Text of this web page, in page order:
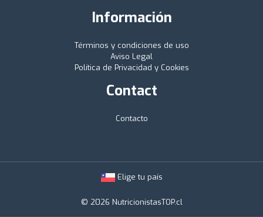
Información
Términos y condiciones de uso
Aviso Legal
Política de Privacidad y Cookies
Contact
Contacto
Elige tu país
© 2026 NutricionistasTOP.cl